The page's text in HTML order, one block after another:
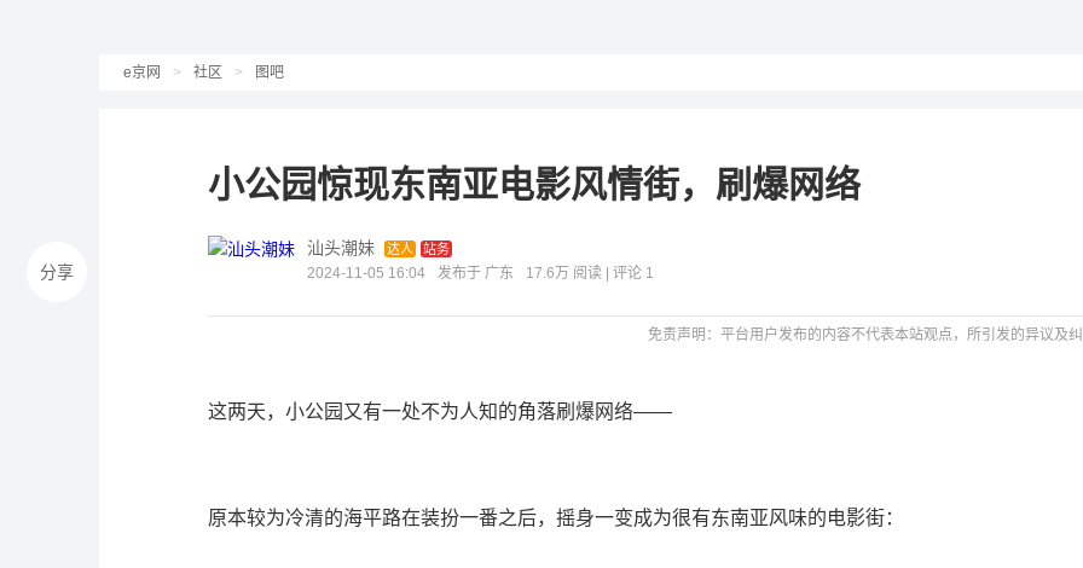
e京网 > 社区 > 图吧
小公园惊现东南亚电影风情街，刷爆网络
汕头潮妹 达人 站务
2024-11-05 16:04 发布于 广东 17.6万 阅读 | 评论 1
免责声明：平台用户发布的内容不代表本站观点，所引发的异议及
这两天，小公园又有一处不为人知的角落刷爆网络——
原本较为冷清的海平路在装扮一番之后，摇身一变成为很有东南亚风味的电影街：
分享